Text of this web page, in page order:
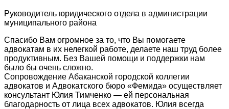
Руководитель юридического отдела в администрации
муниципального района
Спасибо Вам огромное за то, что Вы помогаете
адвокатам в их нелегкой работе, делаете наш труд более
продуктивным. Без Вашей помощи и поддержки нам
было бы очень сложно.
Сопровождение Абаканской городской коллегии
адвокатов и Адвокатского бюро «Фемида» осуществляет
консультант Юлия Тимченко — ей персональная
благодарность от лица всех адвокатов. Юлия всегда